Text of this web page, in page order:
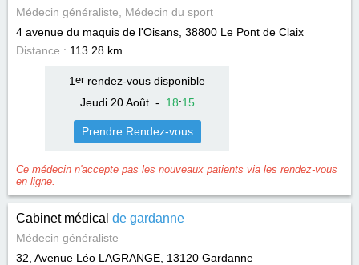
Médecin généraliste, Médecin du sport
4 avenue du maquis de l'Oisans, 38800 Le Pont de Claix
Distance : 113.28 km
1 errendez-vous disponible
Jeudi 20 Août- 18:15
Prendre Rendez-vous
Ce médecin n'accepte pas les nouveaux patients via les rendez-vous
en ligne.
Cabinet médical de gardanne
Médecin généraliste
32, Avenue Léo LAGRANGE, 13120 Gardanne